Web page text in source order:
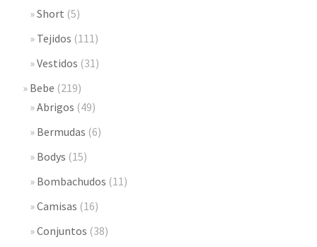
Short (5)
Tejidos (111)
Vestidos (31)
Bebe (219)
Abrigos (49)
Bermudas (6)
Bodys (15)
Bombachudos (11)
Camisas (16)
Conjuntos (38)